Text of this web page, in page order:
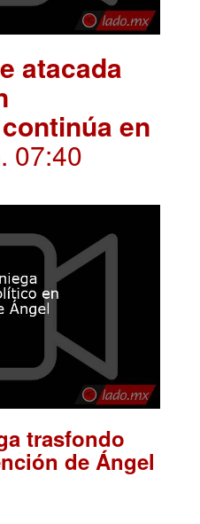
atacada
en
. 07:40
trasfondo
de Ángel